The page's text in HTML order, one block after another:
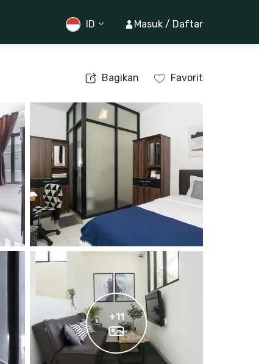
ID Masuk / Daftar
Bagikan Favorit
+11